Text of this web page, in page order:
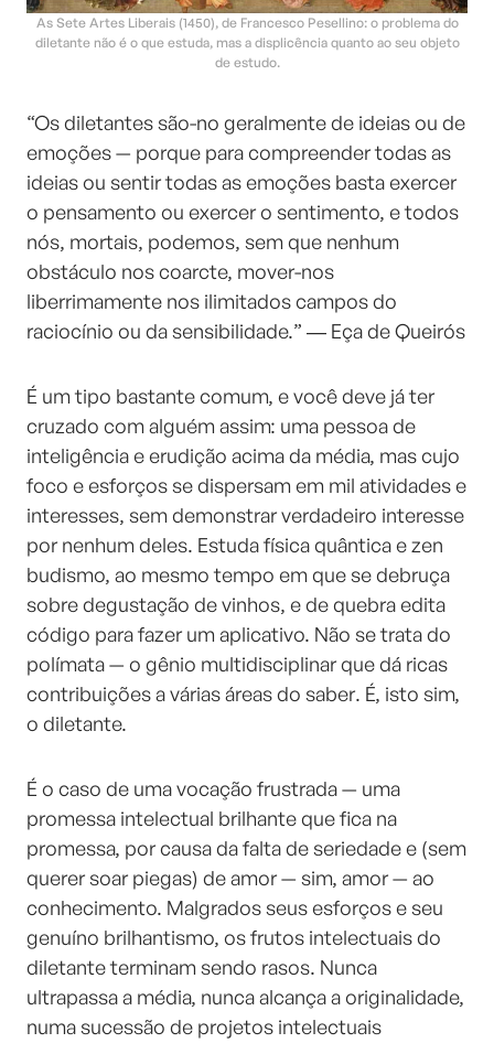
As Sete Artes Liberais (1450), de Francesco Pesellino: o problema do
diletante não é o que estuda, mas a displicência quanto ao seu objeto
de estudo.
“Os diletantes são-no geralmente de ideias ou de
emoções — porque para compreender todas as
ideias ou sentir todas as emoções basta exercer
o pensamento ou exercer o sentimento, e todos
nós, mortais, podemos, sem que nenhum
obstáculo nos coarcte, mover-nos
liberrimamente nos ilimitados campos do
raciocínio ou da sensibilidade.” ― Eça de Queirós
É um tipo bastante comum, e você deve já ter
cruzado com alguém assim: uma pessoa de
inteligência e erudição acima da média, mas cujo
foco e esforços se dispersam em mil atividades e
interesses, sem demonstrar verdadeiro interesse
por nenhum deles. Estuda física quântica e zen
budismo, ao mesmo tempo em que se debruça
sobre degustação de vinhos, e de quebra edita
código para fazer um aplicativo. Não se trata do
polímata — o gênio multidisciplinar que dá ricas
contribuições a várias áreas do saber. É, isto sim,
o diletante.
É o caso de uma vocação frustrada — uma
promessa intelectual brilhante que fica na
promessa, por causa da falta de seriedade e (sem
querer soar piegas) de amor — sim, amor — ao
conhecimento. Malgrados seus esforços e seu
genuíno brilhantismo, os frutos intelectuais do
diletante terminam sendo rasos. Nunca
ultrapassa a média, nunca alcança a originalidade,
numa sucessão de projetos intelectuais